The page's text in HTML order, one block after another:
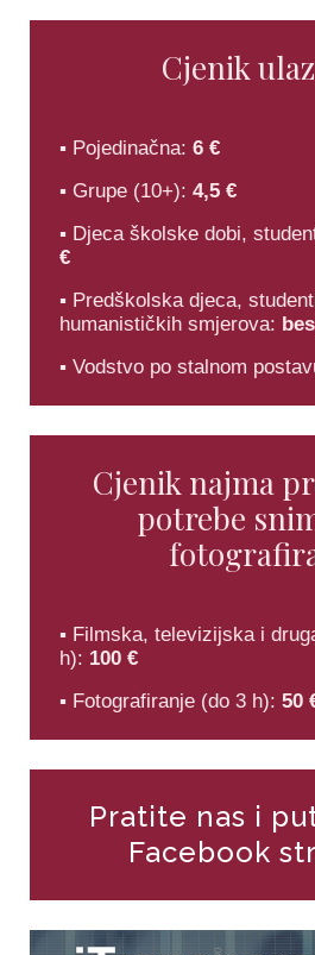
Cjenik
▪ Pojedinačna: 6 €
▪ Grupe (10+): 4,5 €
▪ Djeca školske dobi,
€
▪ Predškolska djeca,
humanističkih smjerova:
▪ Vodstvo po stalnom
Cjenik najma
potrebe
▪ Filmska, televizijska i
h): 100 €
▪ Fotografiranje (do 3 h): 50
Pratite nas i
Facebook